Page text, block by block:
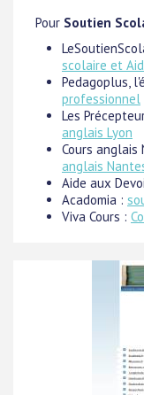
Pour Soutien
scolaire et
Pedagoplus,
professionnel
Les
anglais Lyon
Cours anglais
anglais
Aide aux
Acadomia :
Viva Cours :